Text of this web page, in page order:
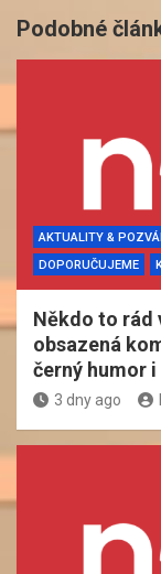
Podobné
AKTUALITY &
DOPORUČUJEME
Někdo to rád
obsazená
černý humor
3 dny ago